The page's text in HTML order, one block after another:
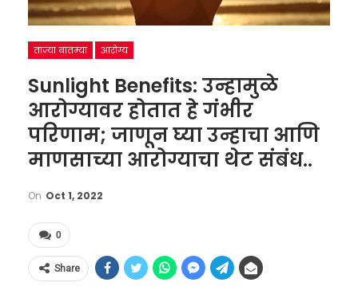
ताज्या बातम्या आरोग्य
Sunlight Benefits: उन्हामुळे
आरोग्यावर होतात हे गंभीर
परिणाम; जाणून घ्या उन्हाचा आणि
माणसाच्या आरोग्याचा थेट संबंध..
On Oct 1, 2022
0
Share